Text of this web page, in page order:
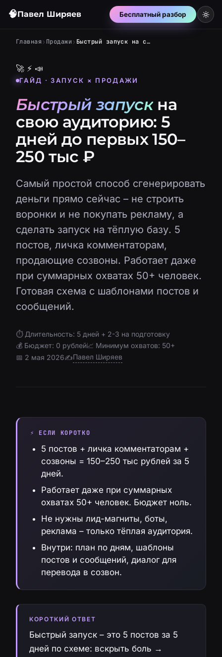
🧠Павел Ширяев Бесплатный разбор
Главная › Продажи › Быстрый запуск на свою аудиторию: 5 дней до первых 150–250 тыс ₽
🚀 ⚡ 📣
ГАЙД · ЗАПУСК × ПРОДАЖИ
Быстрый запуск на
свою аудиторию: 5
дней до первых 150–
250 тыс ₽
Самый простой способ сгенерировать
деньги прямо сейчас – не строить
воронки и не покупать рекламу, а
сделать запуск на тёплую базу. 5
постов, личка комментаторам,
продающие созвоны. Работает даже
при суммарных охватах 50+ человек.
Готовая схема с шаблонами постов и
сообщений.
⏱ Длительность: 5 дней + 2-3 на подготовку
💰 Бюджет: 0 рублей📈 Минимум охватов: 50+
📅 2 мая 2026✍️Павел Ширяев
⚡ ЕСЛИ КОРОТКО
5 постов + личка комментаторам +
созвоны = 150–250 тыс рублей за 5
дней.
Работает даже при суммарных
охватах 50+ человек. Бюджет ноль.
Не нужны лид-магниты, боты,
реклама – только тёплая аудитория.
Внутри: план по дням, шаблоны
постов и сообщений, диалог для
перевода в созвон.
КОРОТКИЙ ОТВЕТ
Быстрый запуск – это 5 постов за 5
дней по схеме: вскрыть боль →